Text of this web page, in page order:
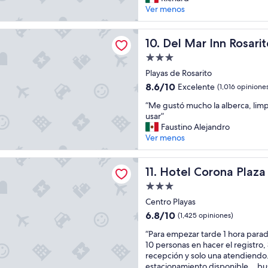
u
r
a
d
e
l
o
m
e
j
o
r
f
a
c
i
l
t
a
n
d
o
o
T
o
d
o
s
u
y
c
o
n
e
n
t
o
s
💫
”
opiniones)
d
o
e
s
u
v
o
x
c
l
e
n
t
a
n
o
a
l
Ver menos
10. Del Mar Inn
Del Mar Inn Rosarito
Propiedad
de
3.0
Playas de Rosarito
8.6
10,
Excelente,
(1,016
opiniones)
8.6/10 Excelente (1,016
“
M
e
g
u
s
t
m
u
c
o
l
a
“Me gustó mucho la alberca,
usar”
Faustino Alejandro
Ver menos
Rosarito
11. Hotel Corona Plaza
Hotel Corona Plaza
Propiedad
de
3.0
Centro Playas
6.8
10,
(1,425
opiniones)
6.8/10 (1,425 opiniones)
“
P
a
r
“Para empezar tarde 1 hora
10 personas en hacer el registro,
recepción y solo una
Plaza